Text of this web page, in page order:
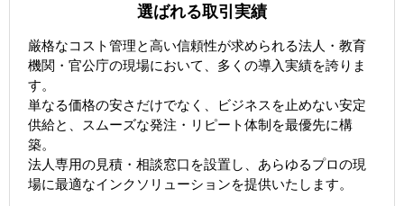
選ばれる取引実績
厳格なコスト管理と高い信頼性が求められる法人・教育
機関・官公庁の現場において、多くの導入実績を誇りま
す。
単なる価格の安さだけでなく、ビジネスを止めない安定
供給と、スムーズな発注・リピート体制を最優先に構
築。
法人専用の見積・相談窓口を設置し、あらゆるプロの現
場に最適なインクソリューションを提供いたします。